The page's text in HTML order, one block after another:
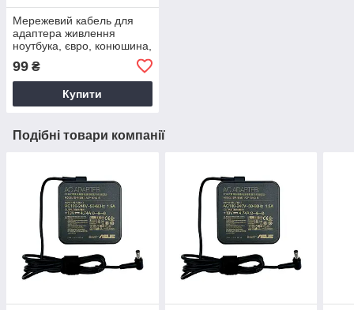
Мережевий кабель для
адаптера живлення
ноутбука, євро, конюшина,
99 ₴
Купити
Подібні товари компанії